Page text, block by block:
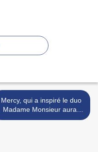
Mercy, qui a inspiré le duo
Madame Monsieur aurait
été retrouvée >